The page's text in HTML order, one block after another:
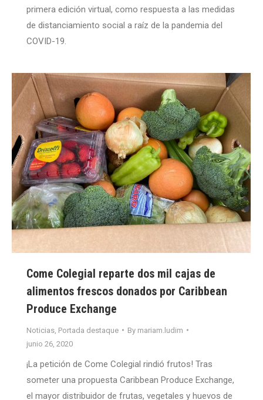
primera edición virtual, como respuesta a las medidas
de distanciamiento social a raíz de la pandemia del
COVID-19.
Come Colegial reparte dos mil cajas de
alimentos frescos donados por Caribbean
Produce Exchange
Noticias Portada destaque By mariam.ludim
junio 26, 2020
¡La petición de Come Colegial rindió frutos! Tras
someter una propuesta Caribbean Produce Exchange,
el mayor distribuidor de frutas, vegetales y huevos de